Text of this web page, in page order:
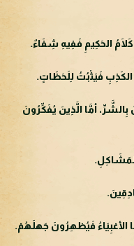
الحَكِيمِ فَفِيهِ شِفَاءٌ.
الكَذِبِ فَيَثْبُتُ لِلَحَظَاتٍ.
أمَّا الَّذِينَ يُفَكِّرُونَ
الأغبِيَاءُ فَيُظهِرُونَ جَهلَهُمْ.